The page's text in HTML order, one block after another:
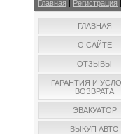
Главная | Регистрация |
ГЛАВНАЯ
О САЙТЕ
ОТЗЫВЫ
ГАРАНТИЯ И
ВОЗВРАТА
ЭВАКУАТОР
ВЫКУП АВТО